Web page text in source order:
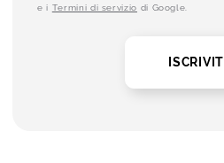
e i Termini di servizio di Google.
ISCRIVITI